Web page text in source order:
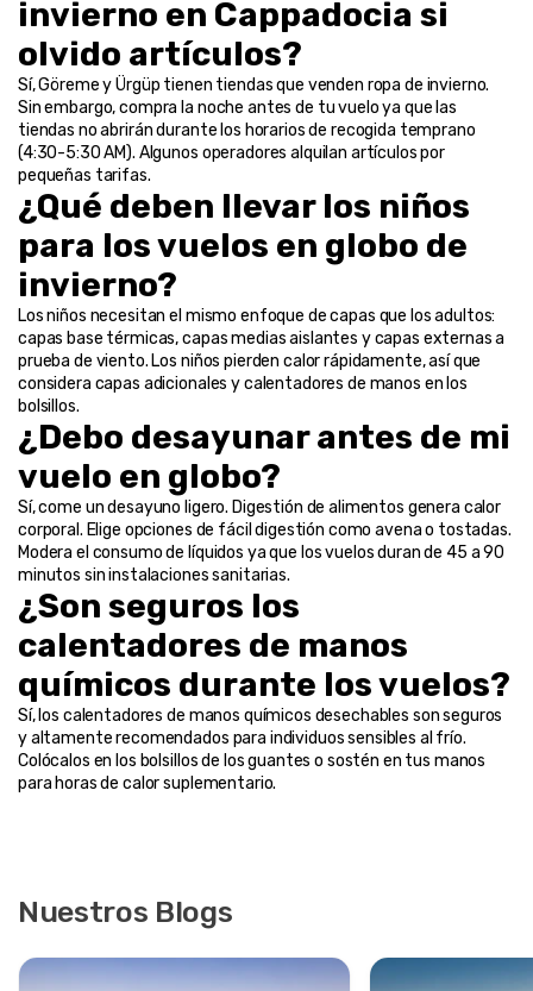
invierno en Cappadocia si
olvido artículos?
Sí, Göreme y Ürgüp tienen tiendas que venden ropa de invierno.
Sin embargo, compra la noche antes de tu vuelo ya que las
tiendas no abrirán durante los horarios de recogida temprano
(4:30-5:30 AM). Algunos operadores alquilan artículos por
pequeñas tarifas.
¿Qué deben llevar los niños
para los vuelos en globo de
invierno?
Los niños necesitan el mismo enfoque de capas que los adultos:
capas base térmicas, capas medias aislantes y capas externas a
prueba de viento. Los niños pierden calor rápidamente, así que
considera capas adicionales y calentadores de manos en los
bolsillos.
¿Debo desayunar antes de mi
vuelo en globo?
Sí, come un desayuno ligero. Digestión de alimentos genera calor
corporal. Elige opciones de fácil digestión como avena o tostadas.
Modera el consumo de líquidos ya que los vuelos duran de 45 a 90
minutos sin instalaciones sanitarias.
¿Son seguros los
calentadores de manos
químicos durante los vuelos?
Sí, los calentadores de manos químicos desechables son seguros
y altamente recomendados para individuos sensibles al frío.
Colócalos en los bolsillos de los guantes o sostén en tus manos
para horas de calor suplementario.
Nuestros Blogs